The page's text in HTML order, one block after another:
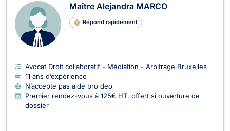
Maître Alejandra MARCO
Répond rapidement
Avocat Droit collaboratif - Médiation - Arbitrage Bruxelles
11 ans d’expérience
N’accepte pas aide pro deo
Premier rendez-vous à 125€ HT, offert si ouverture de
dossier